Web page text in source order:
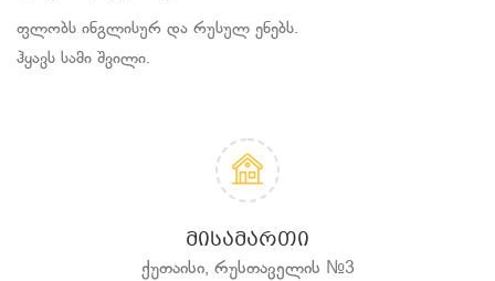
ფლობს ინგლისურ და რუსულ ენებს.
ჰყავს სამი შვილი.
ᲛᲘᲡᲐᲛᲐᲠᲗᲘ
ქუთაისი, რუსთაველის №3